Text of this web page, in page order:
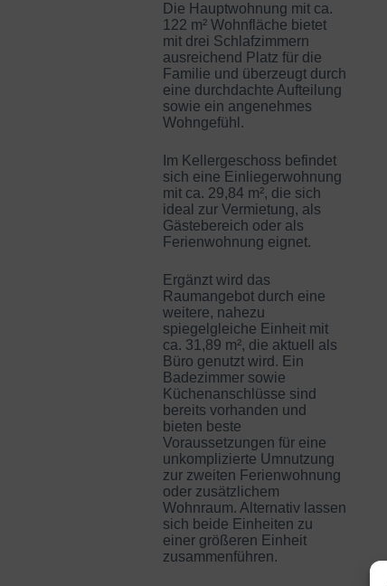
Die Hauptwohnung mit ca.
122 m² Wohnfläche bietet
mit drei Schlafzimmern
ausreichend Platz für die
Familie und überzeugt durch
eine durchdachte Aufteilung
sowie ein angenehmes
Wohngefühl.
Im Kellergeschoss befindet
sich eine Einliegerwohnung
mit ca. 29,84 m², die sich
ideal zur Vermietung, als
Gästebereich oder als
Ferienwohnung eignet.
Ergänzt wird das
Raumangebot durch eine
weitere, nahezu
spiegelgleiche Einheit mit
ca. 31,89 m², die aktuell als
Büro genutzt wird. Ein
Badezimmer sowie
Küchenanschlüsse sind
bereits vorhanden und
bieten beste
Voraussetzungen für eine
unkomplizierte Umnutzung
zur zweiten Ferienwohnung
oder zusätzlichem
Wohnraum. Alternativ lassen
sich beide Einheiten zu
einer größeren Einheit
zusammenführen.